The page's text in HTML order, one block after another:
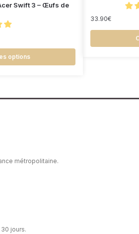
Swift 3 – Œufs de
options
33.90€
métropolitaine.
jours.